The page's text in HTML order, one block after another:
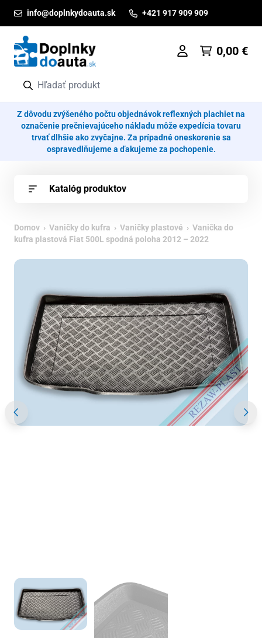
info@doplnkydoauta.sk +421 917 909 909
0,00 €
Z dôvodu zvýšeného počtu objednávok reflexných plachiet na
označenie prečnievajúceho nákladu môže expedícia tovaru
trvať dlhšie ako zvyčajne. Za prípadné oneskorenie sa
ospravedlňujeme a ďakujeme za pochopenie.
Katalóg produktov
Domov › Vaničky do kufra › Vaničky plastové › Vanička do
kufra plastová Fiat 500L spodná poloha 2012 – 2022